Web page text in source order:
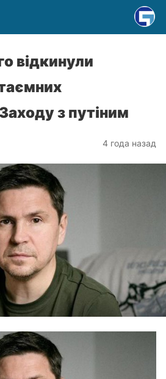
відкинули
з путіним
4 года назад